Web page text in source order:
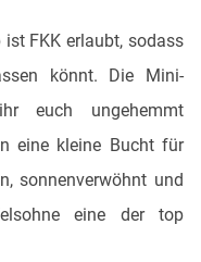
ist FKK erlaubt, sodass
könnt. Die Mini-
euch ungehemmt
eine kleine Bucht für
sonnenverwöhnt und
eine der top